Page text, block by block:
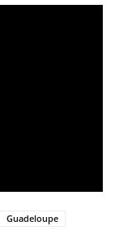
Guadeloupe